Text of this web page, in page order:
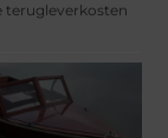
terugleverkosten